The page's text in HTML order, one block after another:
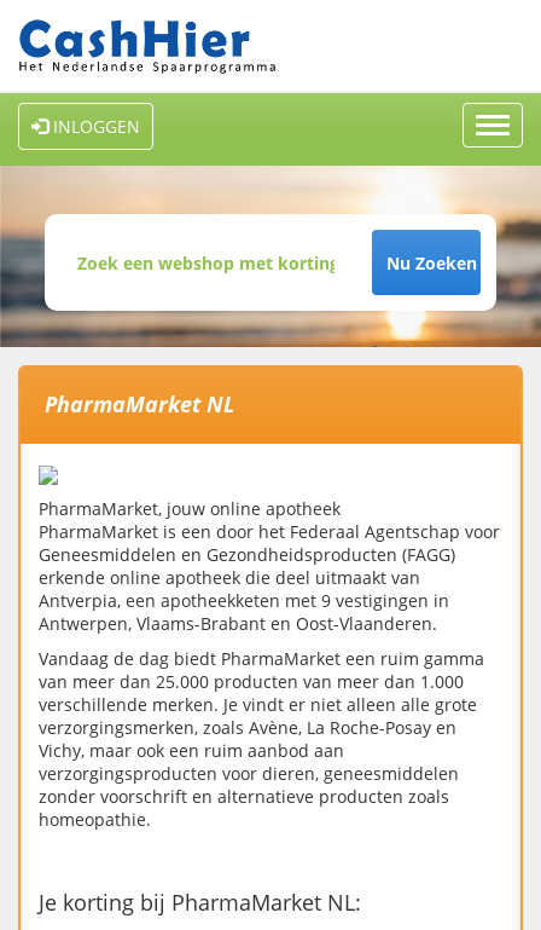
INLOGGEN
Nu Zoeken
PharmaMarket NL
PharmaMarket, jouw online apotheek
PharmaMarket is een door het Federaal Agentschap voor
Geneesmiddelen en Gezondheidsproducten (FAGG)
erkende online apotheek die deel uitmaakt van
Antverpia, een apotheekketen met 9 vestigingen in
Antwerpen, Vlaams-Brabant en Oost-Vlaanderen.
Vandaag de dag biedt PharmaMarket een ruim gamma
van meer dan 25.000 producten van meer dan 1.000
verschillende merken. Je vindt er niet alleen alle grote
verzorgingsmerken, zoals Avène, La Roche-Posay en
Vichy, maar ook een ruim aanbod aan
verzorgingsproducten voor dieren, geneesmiddelen
zonder voorschrift en alternatieve producten zoals
homeopathie.
Je korting bij PharmaMarket NL: